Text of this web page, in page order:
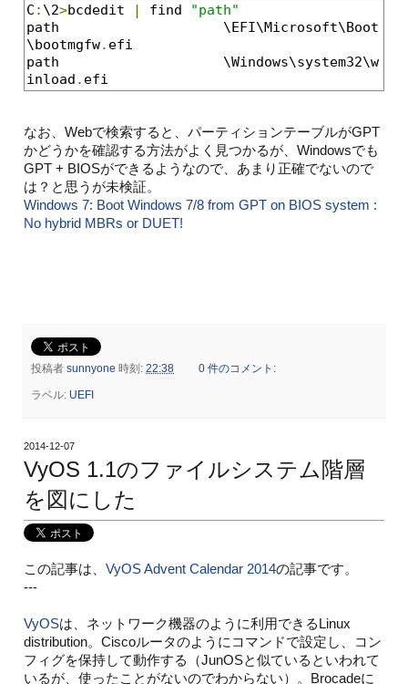
C : \2>bcdedit | find
"path"
path                    \EFI\Microsoft\Boot
\bootmgfw. efi
path                    \Windows\system32\w
inload . efi
なお、Webで検索すると、パーティションテーブルがGPT
かどうかを確認する方法がよく見つかるが、Windowsでも
GPT + BIOSができるようなので、あまり正確でないので
は？と思うが未検証。
Windows 7: Boot Windows 7/8 from GPT on BIOS system :
No hybrid MBRs or DUET!
投稿者 sunnyone 時刻: 22:38 0 件のコメント:
ラベル: UEFI
2014-12-07
VyOS 1.1のファイルシステム階層
を図にした
この記事は、 VyOS Advent Calendar 2014の記事です。
---
VyOSは、ネットワーク機器のように利用できるLinux
distribution。Ciscoルータのようにコマンドで設定し、コン
フィグを保持して動作する（JunOSと似ているといわれて
いるが、使ったことがないのでわからない）。Brocadeに